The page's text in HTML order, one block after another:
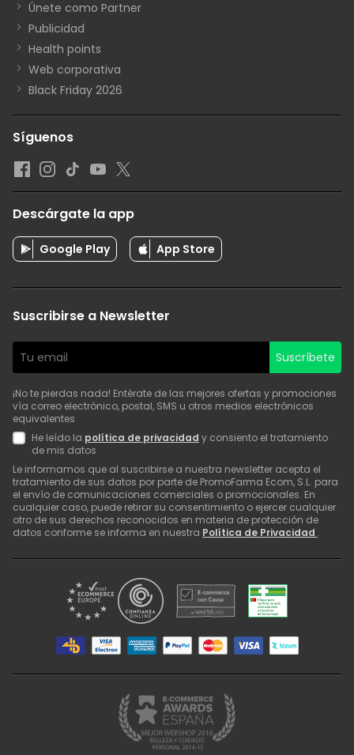
Únete como Partner
Publicidad
Health points
Web corporativa
Black Friday 2026
Síguenos
Descárgate la app
Google Play App Store
Suscribirse a Newsletter
Suscríbete
¡No te pierdas nada! Entérate de las mejores ofertas y promociones
vía correo electrónico, postal, SMS u otros medios electrónicos
equivalentes
He leído la política de privacidad y consiento el tratamiento
de mis datos
Le informamos que al suscribirse a nuestra newsletter acepta el
tratamiento de sus datos por parte de PromoFarma Ecom, S.L. para
el envío de comunicaciones comerciales o promocionales. En
cualquier caso, puede retirar su consentimiento o ejercer cualquier
otro de sus derechos reconocidos en materia de protección de
datos conforme se informa en nuestra Política de Privacidad .